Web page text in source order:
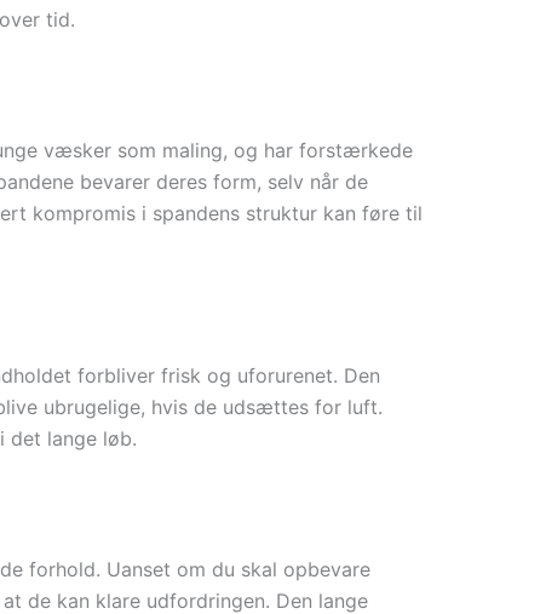
tid.
væsker som maling, og har forstærkede
bevarer deres form, selv når de
kompromis i spandens struktur kan føre til
forbliver frisk og uforurenet. Den
ubrugelige, hvis de udsættes for luft.
det lange løb.
forhold. Uanset om du skal opbevare
de kan klare udfordringen. Den lange